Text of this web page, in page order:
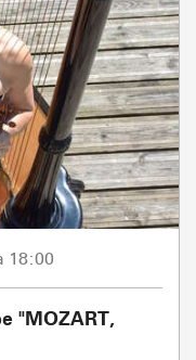
18:00
"MOZART,